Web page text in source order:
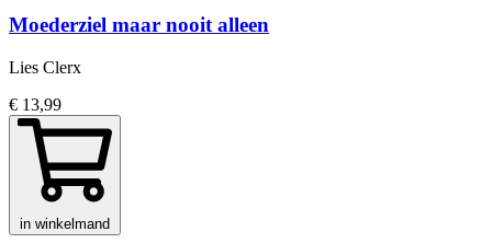
Moederziel maar nooit alleen
Lies Clerx
€ 13,99
in winkelmand